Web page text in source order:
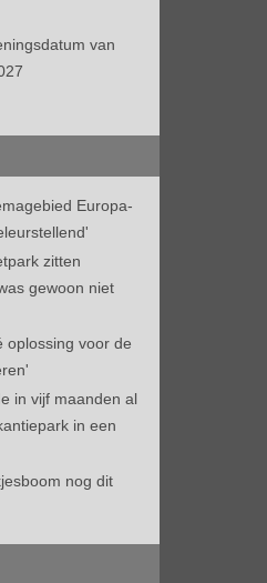
van
Europa-
zitten
gewoon niet
oplossing voor de
in vijf maanden al
in een
nog dit